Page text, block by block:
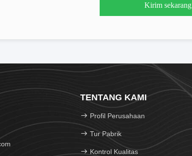
Kirim sekarang
TENTANG KAMI
Profil Perusahaan
Tur Pabrik
Kontrol Kualitas